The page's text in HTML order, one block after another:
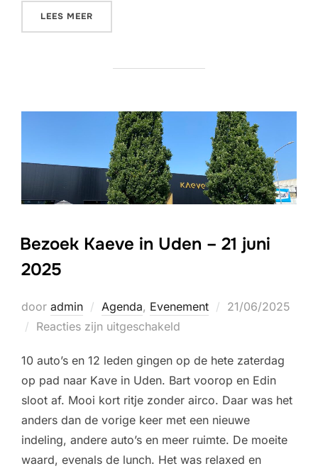
LEES MEER
Bezoek Kaeve in Uden – 21 juni
2025
door admin Agenda, Evenement
Geplaatst
21/06/2025
Reacties zijn uitgeschakeld
10 auto’s en 12 leden gingen op de hete zaterdag
op pad naar Kave in Uden. Bart voorop en Edin
sloot af. Mooi kort ritje zonder airco. Daar was het
anders dan de vorige keer met een nieuwe
indeling, andere auto’s en meer ruimte. De moeite
waard, evenals de lunch. Het was relaxed en